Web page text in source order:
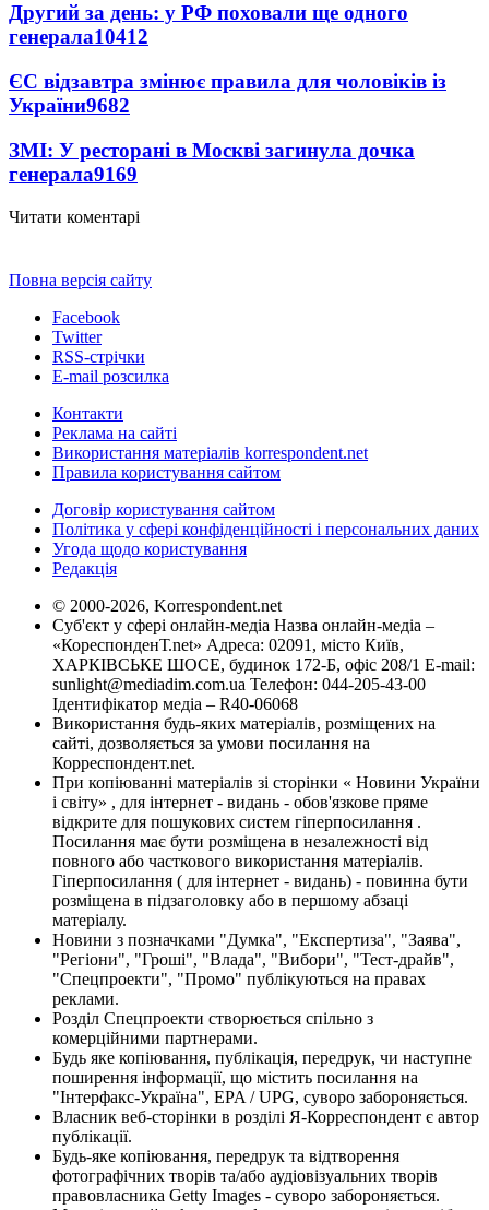
Другий за день: у РФ поховали ще одного
генерала10412
ЄС відзавтра змінює правила для чоловіків із
України9682
ЗМІ: У ресторані в Москві загинула дочка
генерала9169
Читати коментарі
Повна версія сайту
Facebook
Twitter
RSS-стрічки
E-mail розсилка
Контакти
Реклама на сайті
Використання матеріалів korrespondent.net
Правила користування сайтом
Договір користування сайтом
Політика у сфері конфіденційності і персональних даних
Угода щодо користування
Редакція
© 2000-2026, Korrespondent.net
Суб'єкт у сфері онлайн-медіа Назва онлайн-медіа –
«КореспонденТ.net» Адреса: 02091, місто Київ,
ХАРКІВСЬКЕ ШОСЕ, будинок 172-Б, офіс 208/1 E-mail:
sunlight@mediadim.com.ua Телефон: 044-205-43-00
Ідентифікатор медіа – R40-06068
Використання будь-яких матеріалів, розміщених на
сайті, дозволяється за умови посилання на
Корреспондент.net.
При копіюванні матеріалів зі сторінки « Новини України
і світу» , для інтернет - видань - обов'язкове пряме
відкрите для пошукових систем гіперпосилання .
Посилання має бути розміщена в незалежності від
повного або часткового використання матеріалів.
Гіперпосилання ( для інтернет - видань) - повинна бути
розміщена в підзаголовку або в першому абзаці
матеріалу.
Новини з позначками "Думка", "Експертиза", "Заява",
"Регіони", "Гроші", "Влада", "Вибори", "Тест-драйв",
"Спецпроекти", "Промо" публікуються на правах
реклами.
Розділ Спецпроекти створюється спільно з
комерційними партнерами.
Будь яке копіювання, публікація, передрук, чи наступне
поширення інформації, що містить посилання на
"Інтерфакс-Україна", EPA / UPG, суворо забороняється.
Власник веб-сторінки в розділі Я-Корреспондент є автор
публікації.
Будь-яке копіювання, передрук та відтворення
фотографічних творів та/або аудіовізуальних творів
правовласника Getty Images - суворо забороняється.